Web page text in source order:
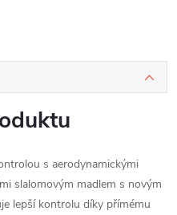
s aerodynamickými
slalomovým madlem s novým
lepší kontrolu díky přímému